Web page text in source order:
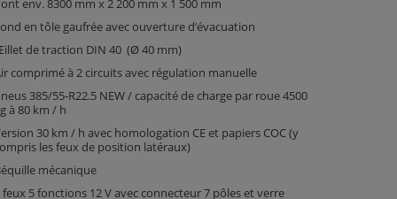
env. 8300 mm x 2 200 mm x 1 500 mm
en tôle gaufrée avec ouverture d’évacuation
de traction DIN 40 (Ø 40 mm)
comprimé à 2 circuits avec régulation manuelle
385/55-R22.5 NEW / capacité de charge par roue 4500
à 80 km / h
30 km / h avec homologation CE et papiers COC (y
les feux de position latéraux)
mécanique
feux 5 fonctions 12 V avec connecteur 7 pôles et verre